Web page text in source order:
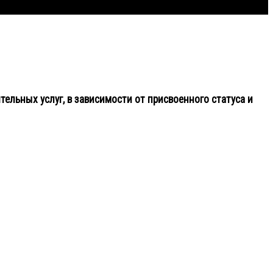
услуг, в зависимости от присвоенного статуса и